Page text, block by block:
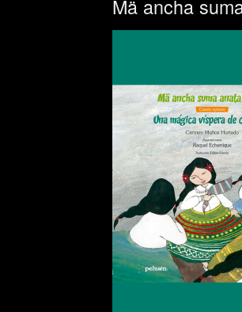
Mä ancha